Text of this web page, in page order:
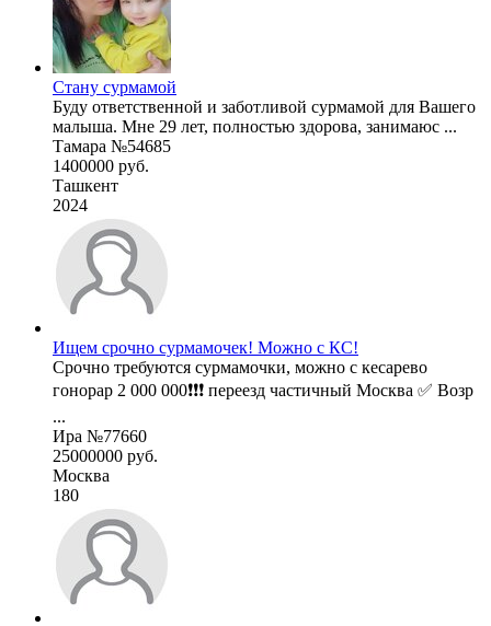
Стану сурмамой
Буду ответственной и заботливой сурмамой для Вашего
малыша. Мне 29 лет, полностью здорова, занимаюс ...
Тамара №54685
1400000 руб.
Ташкент
2024
Ищем срочно сурмамочек! Можно с КС!
Срочно требуются сурмамочки, можно с кесарево
гонорар 2 000 000❗❗❗ переезд частичный Москва ✅ Возр
...
Ира №77660
25000000 руб.
Москва
180